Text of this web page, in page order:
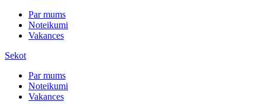
Par mums
Noteikumi
Vakances
Sekot
Par mums
Noteikumi
Vakances